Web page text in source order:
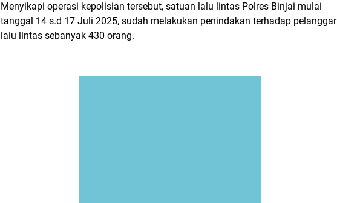
Menyikapi operasi kepolisian tersebut, satuan lalu lintas Polres Binjai mulai
tanggal 14 s.d 17 Juli 2025, sudah melakukan penindakan terhadap pelanggar
lalu lintas sebanyak 430 orang.